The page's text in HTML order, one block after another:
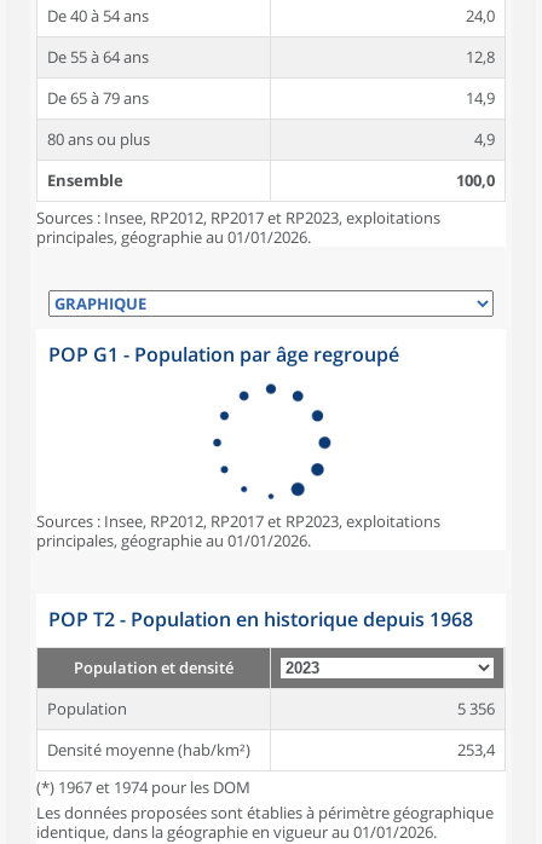
De 40 à 54 ans
24,0
De 55 à 64 ans
12,8
De 65 à 79 ans
14,9
80 ans ou plus
4,9
Ensemble
100,0
Sources : Insee, RP2012, RP2017 et RP2023, exploitations
principales, géographie au 01/01/2026.
POP G1 - Population par âge regroupé
Sources : Insee, RP2012, RP2017 et RP2023, exploitations
principales, géographie au 01/01/2026.
POP T2 - Population en historique depuis 1968
Population et densité
Population
5 356
Densité moyenne (hab/km²)
253,4
(*) 1967 et 1974 pour les DOM
Les données proposées sont établies à périmètre géographique
identique, dans la géographie en vigueur au 01/01/2026.